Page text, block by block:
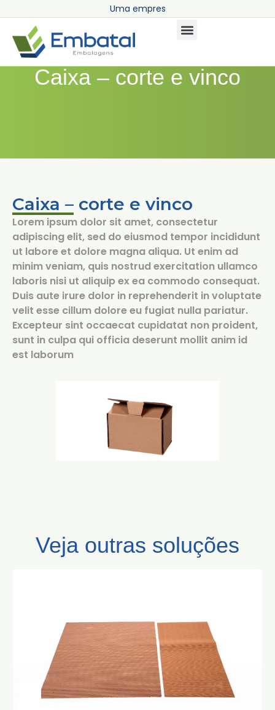
Uma empresa
Caixa – corte e vinco
Caixa – corte e vinco
Lorem ipsum dolor sit amet, consectetur
adipiscing elit, sed do eiusmod tempor incididunt
ut labore et dolore magna aliqua. Ut enim ad
minim veniam, quis nostrud exercitation ullamco
laboris nisi ut aliquip ex ea commodo consequat.
Duis aute irure dolor in reprehenderit in voluptate
velit esse cillum dolore eu fugiat nulla pariatur.
Excepteur sint occaecat cupidatat non proident,
sunt in culpa qui officia deserunt mollit anim id
est laborum
Veja outras soluções